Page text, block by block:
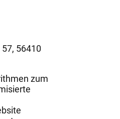
56410
zum